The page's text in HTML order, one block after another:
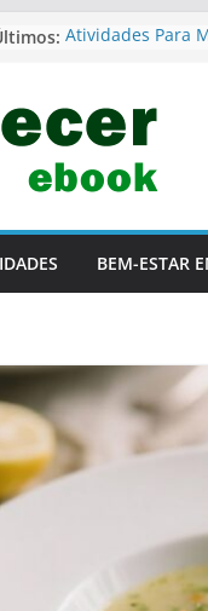
Atividades Para
Semanal Em Casa
Exercícios De
treino Ou Pós-
Rotina De
Exercícios De
Final De Semana
BEM-ESTAR